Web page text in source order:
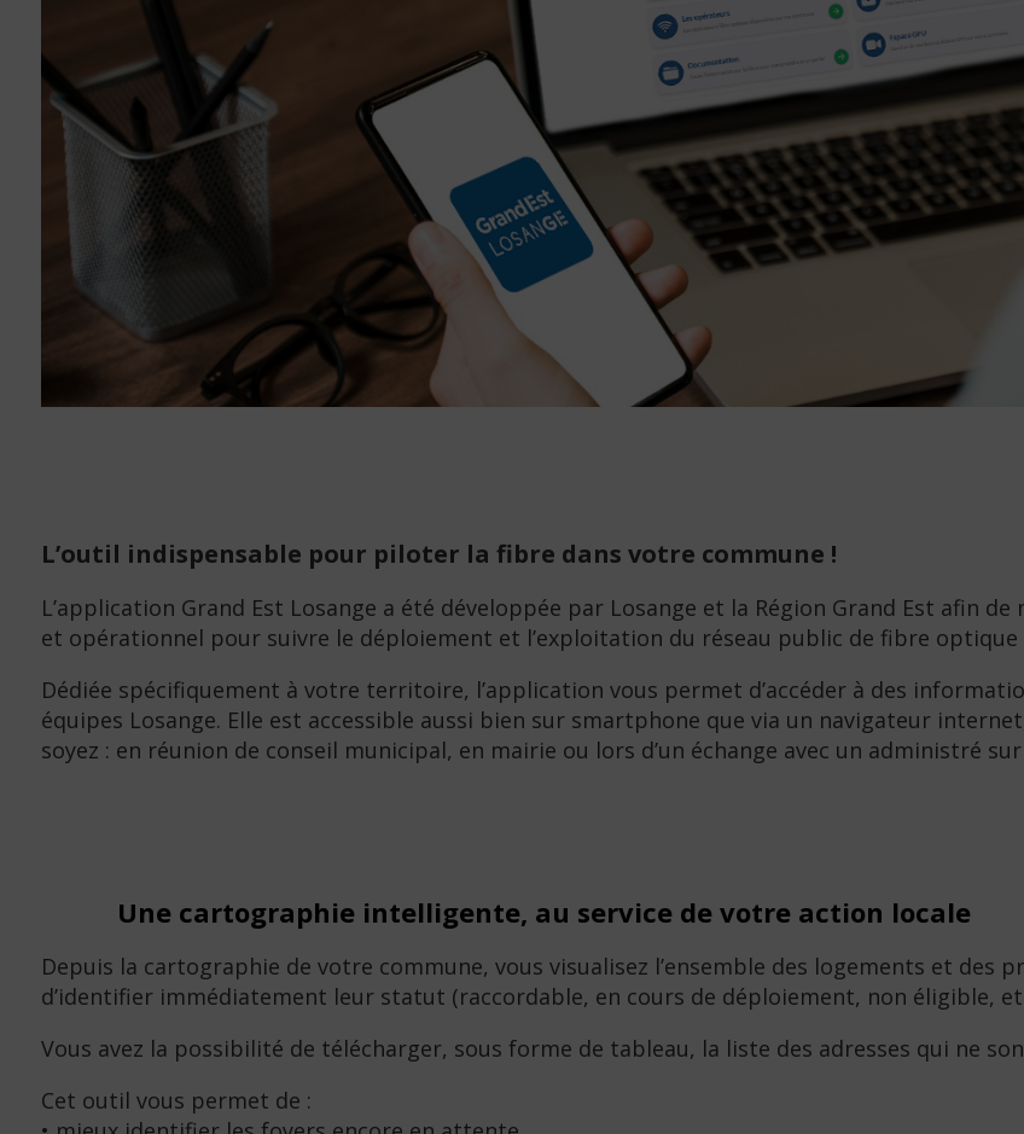
L’outil indispensable pour piloter la fibre dans votre commune !
L’application Grand Est Losange a été développée par Losange et la Région Grand Est afin
et opérationnel pour suivre le déploiement et l’exploitation du réseau public de fibre optique
Dédiée spécifiquement à votre territoire, l’application vous permet d’accéder à des
équipes Losange. Elle est accessible aussi bien sur smartphone que via un navigateur
soyez : en réunion de conseil municipal, en mairie ou lors d’un échange avec un administré
Une cartographie intelligente, au service de votre action locale
Depuis la cartographie de votre commune, vous visualisez l’ensemble des logements et des
d’identifier immédiatement leur statut (raccordable, en cours de déploiement, non éligible,
Vous avez la possibilité de télécharger, sous forme de tableau, la liste des adresses qui ne
Cet outil vous permet de :